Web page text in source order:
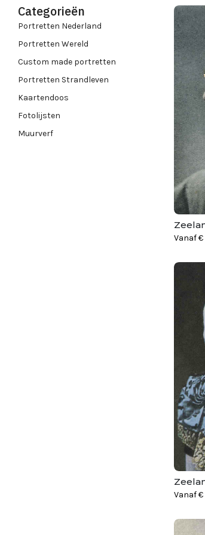
Categorieën
Portretten Nederland
Portretten Wereld
Custom made portretten
Portretten Strandleven
Kaartendoos
Fotolijsten
Muurverf
Vanaf€
Vanaf€